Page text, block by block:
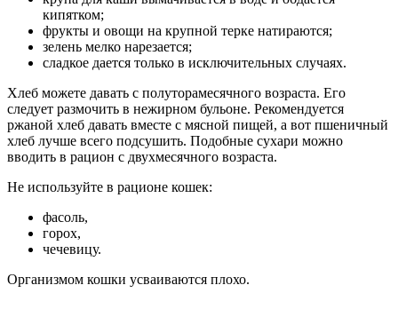
кипятком;
фрукты и овощи на крупной терке натираются;
зелень мелко нарезается;
сладкое дается только в исключительных случаях.
Хлеб можете давать с полуторамесячного возраста. Его
следует размочить в нежирном бульоне. Рекомендуется
ржаной хлеб давать вместе с мясной пищей, а вот пшеничный
хлеб лучше всего подсушить. Подобные сухари можно
вводить в рацион с двухмесячного возраста.
Не используйте в рационе кошек:
фасоль,
горох,
чечевицу.
Организмом кошки усваиваются плохо.